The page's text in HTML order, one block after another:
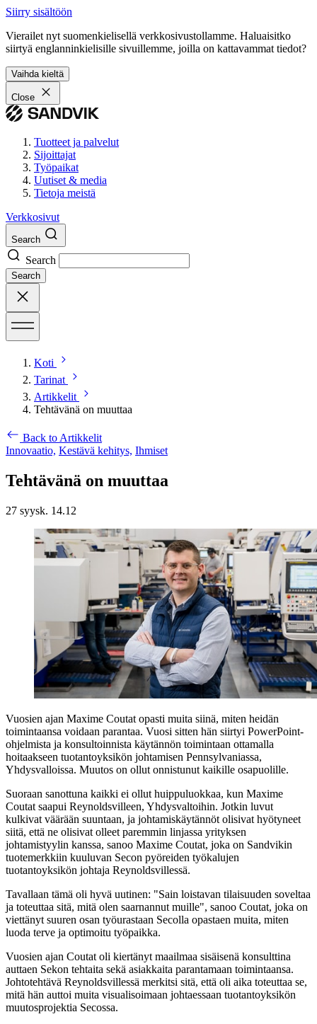
Siirry sisältöön
Vierailet nyt suomenkielisellä verkkosivustollamme. Haluaisitko
siirtyä englanninkielisille sivuillemme, joilla on kattavammat tiedot?
Vaihda kieltä
Close
Tuotteet ja palvelut
Sijoittajat
Työpaikat
Uutiset & media
Tietoja meistä
Verkkosivut
Search
Search
Search
Koti
Tarinat
Artikkelit
Tehtävänä on muuttaa
Back to Artikkelit
Innovaatio, Kestävä kehitys, Ihmiset
Tehtävänä on muuttaa
27 syysk. 14.12
Vuosien ajan Maxime Coutat opasti muita siinä, miten heidän
toimintaansa voidaan parantaa. Vuosi sitten hän siirtyi PowerPoint-
ohjelmista ja konsultoinnista käytännön toimintaan ottamalla
hoitaakseen tuotantoyksikön johtamisen Pennsylvaniassa,
Yhdysvalloissa. Muutos on ollut onnistunut kaikille osapuolille.
Suoraan sanottuna kaikki ei ollut huippuluokkaa, kun Maxime
Coutat saapui Reynoldsvilleen, Yhdysvaltoihin. Jotkin luvut
kulkivat väärään suuntaan, ja johtamiskäytännöt olisivat hyötyneet
siitä, että ne olisivat olleet paremmin linjassa yrityksen
johtamistyylin kanssa, sanoo Maxime Coutat, joka on Sandvikin
tuotemerkkiin kuuluvan Secon pyöreiden työkalujen
tuotantoyksikön johtaja Reynoldsvillessä.
Tavallaan tämä oli hyvä uutinen: "Sain loistavan tilaisuuden soveltaa
ja toteuttaa sitä, mitä olen saarnannut muille", sanoo Coutat, joka on
viettänyt suuren osan työurastaan Secolla opastaen muita, miten
luoda terve ja optimoitu työpaikka.
Vuosien ajan Coutat oli kiertänyt maailmaa sisäisenä konsulttina
auttaen Sekon tehtaita sekä asiakkaita parantamaan toimintaansa.
Johtotehtävä Reynoldsvillessä merkitsi sitä, että oli aika toteuttaa se,
mitä hän auttoi muita visualisoimaan johtaessaan tuotantoyksikön
muutosprojektia Secossa.